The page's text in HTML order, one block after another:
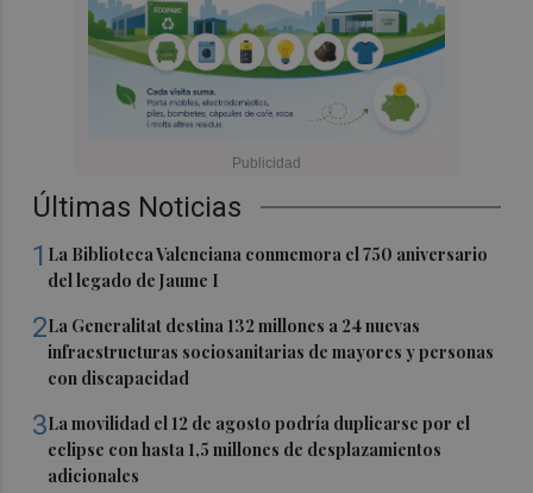
Últimas Noticias
1 La Biblioteca Valenciana conmemora el 750 aniversario
del legado de Jaume I
2La Generalitat destina 132 millones a 24 nuevas
infraestructuras sociosanitarias de mayores y personas
con discapacidad
3La movilidad el 12 de agosto podría duplicarse por el
eclipse con hasta 1,5 millones de desplazamientos
adicionales